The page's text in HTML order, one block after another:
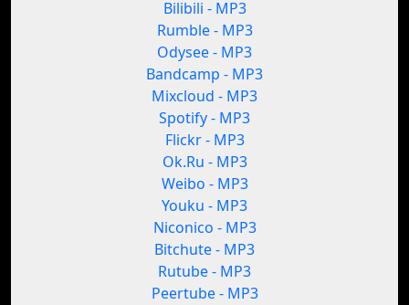
Bilibili - MP3
Rumble - MP3
Odysee - MP3
Bandcamp - MP3
Mixcloud - MP3
Spotify - MP3
Flickr - MP3
Ok.Ru - MP3
Weibo - MP3
Youku - MP3
Niconico - MP3
Bitchute - MP3
Rutube - MP3
Peertube - MP3